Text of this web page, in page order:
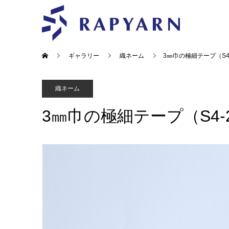
ギャラリー 織ネーム 3㎜巾の極細テープ（
織ネーム
3㎜巾の極細テープ（